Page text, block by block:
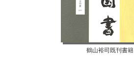
鶴山裕司既刊書籍